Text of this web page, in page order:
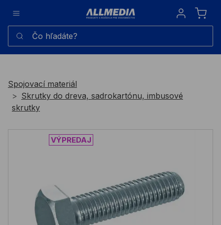
Sign in
Čo hľadáte?
Spojovací materiál
Skrutky do dreva, sadrokartónu, imbusové
skrutky